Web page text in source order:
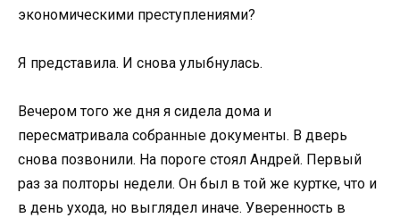
экономическими преступлениями?
Я представила. И снова улыбнулась.
Вечером того же дня я сидела дома и
пересматривала собранные документы. В дверь
снова позвонили. На пороге стоял Андрей. Первый
раз за полторы недели. Он был в той же куртке, что и
в день ухода, но выглядел иначе. Уверенность в